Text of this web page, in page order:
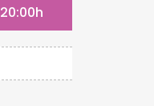
20:00h